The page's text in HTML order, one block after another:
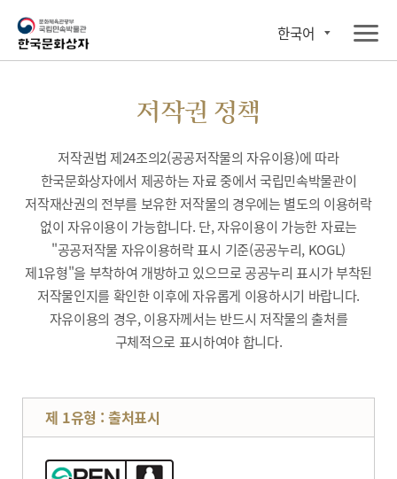
한국어
저작권 정책
저작권법 제24조의2(공공저작물의 자유이용)에 따라
한국문화상자에서 제공하는 자료 중에서 국립민속박물관이
저작재산권의 전부를 보유한 저작물의 경우에는 별도의 이용허락
없이 자유이용이 가능합니다. 단, 자유이용이 가능한 자료는
"공공저작물 자유이용허락 표시 기준(공공누리, KOGL)
제1유형"을 부착하여 개방하고 있으므로 공공누리 표시가 부착된
저작물인지를 확인한 이후에 자유롭게 이용하시기 바랍니다.
자유이용의 경우, 이용자께서는 반드시 저작물의 출처를
구체적으로 표시하여야 합니다.
제 1유형 : 출처표시